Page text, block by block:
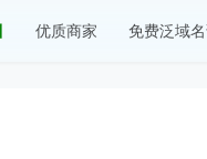
优质商家 免费泛域